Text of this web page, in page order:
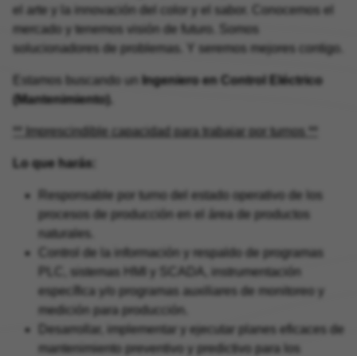
el arte y la innovación del color y el sabor. Conocemos el
mercado y tenemos visión de futuro. Somos
solucionadores de problemas. Y seremos mejores contigo.
Estamos buscando un
Ingeniero en Control Eléctrico
(Mantenimiento).
** Imprescindible capacidad para trabajar por turnos **
Lo que harás:
Responsable por turno del estado operativo de los
procesos de producción en el área de productos
naturales.
Control de la información y respaldo de programas
PLC, sistemas HMI y SCADA, instrumentación
específica y/o programas auxiliares de monitoreo y
medición para producción.
Desarrollar, implementar y ejecutar planes eficaces de
mantenimiento preventivo y predictivo para los